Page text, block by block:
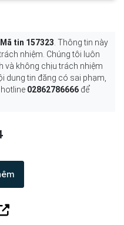
Mã tin 157323. Thông tin này
nhiệm. Chúng tôi luôn
và không chịu trách nhiệm
dung tin đăng có sai phạm,
02862786666 để